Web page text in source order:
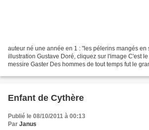
auteur né une année en 1 : "les pélerins mangés en
illustration Gustave Doré, cliquez sur l'image C'est
messire Gaster Des hommes de tout temps fut le
Enfant de Cythère
Publié le 08/10/2011 à 00:13
Par Janus